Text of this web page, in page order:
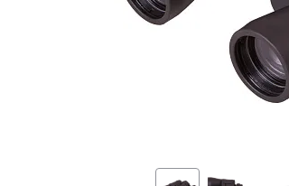
Фотогаджеты
Метеостанции, барометры, часы
Discovery (Дискавери)
Подарки